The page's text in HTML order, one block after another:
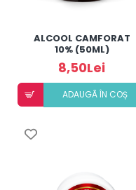
ALCOOL CAMFORAT
10% (50ML)
8,50Lei
ADAUGÃ ÎN COȘ